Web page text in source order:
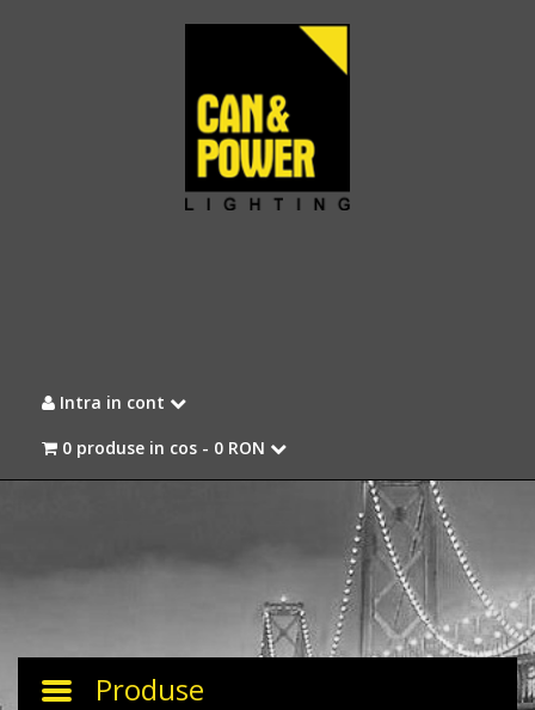
Intra in cont
0 produse in cos - 0 RON
Toggle
Produse